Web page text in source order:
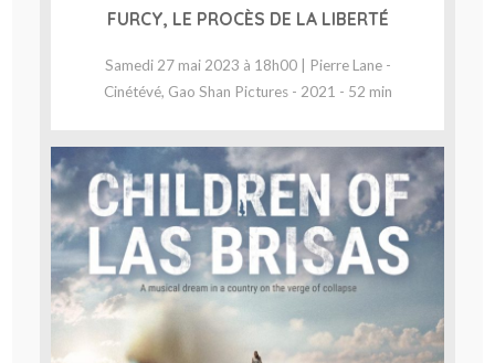
FURCY, LE PROCÈS DE LA LIBERTÉ
Samedi 27 mai 2023 à 18h00 | Pierre Lane -
Cinétévé, Gao Shan Pictures - 2021 - 52 min